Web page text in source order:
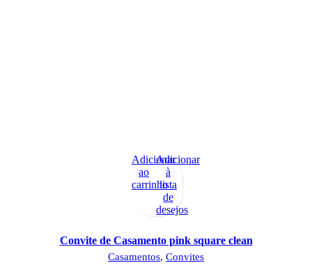
Adicionar
ao
carrinho
Adicionar
à
lista
de
desejos
Convite de Casamento pink square clean
Casamentos, Convites